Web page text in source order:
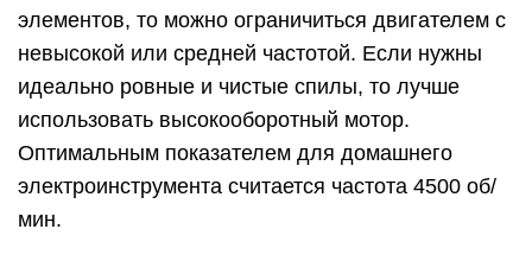
элементов, то можно ограничиться двигателем с
невысокой или средней частотой. Если нужны
идеально ровные и чистые спилы, то лучше
использовать высокооборотный мотор.
Оптимальным показателем для домашнего
электроинструмента считается частота 4500 об/
мин.